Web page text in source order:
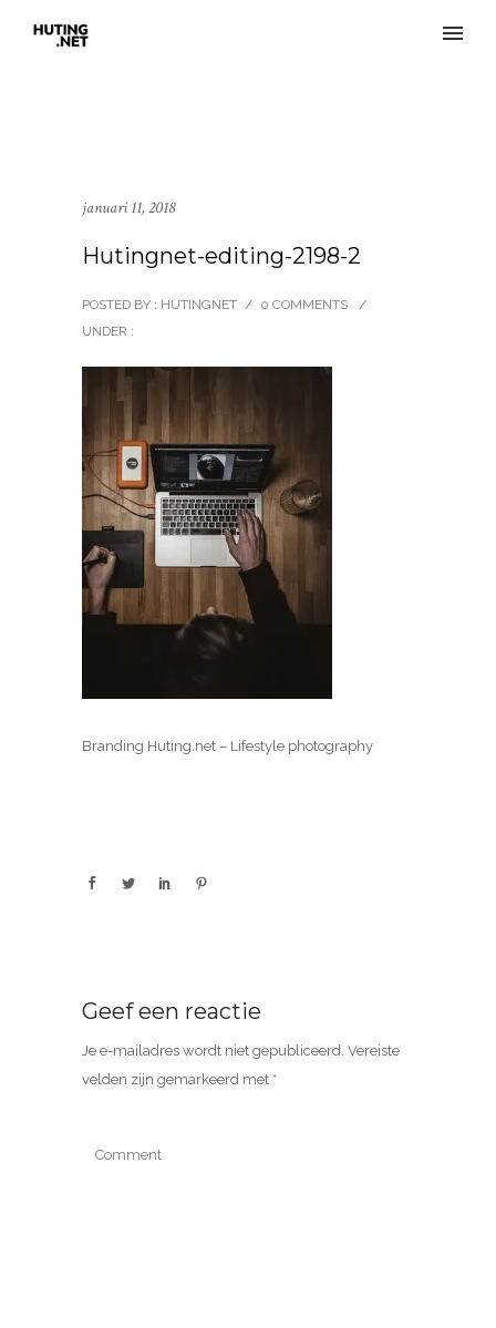
januari 11, 2018
Hutingnet-editing-2198-2
POSTED BY : HUTINGNET / 0 COMMENTS
/
UNDER :
Branding Huting.net – Lifestyle photography
Geef een reactie
Je e-mailadres wordt niet gepubliceerd. Vereiste
velden zijn gemarkeerd met *